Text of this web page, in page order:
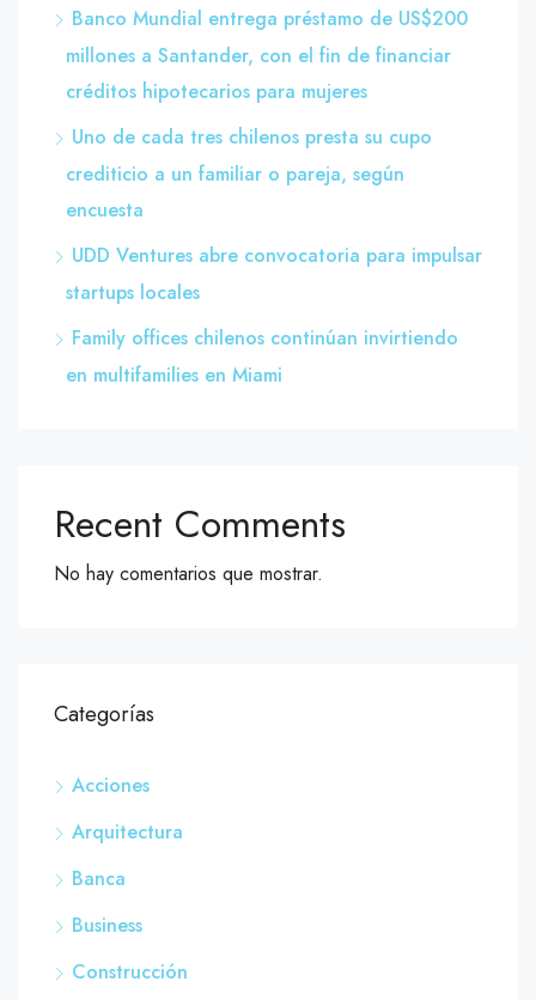
Banco Mundial entrega préstamo de US$200
millones a Santander, con el fin de financiar
créditos hipotecarios para mujeres
Uno de cada tres chilenos presta su cupo
crediticio a un familiar o pareja, según
encuesta
UDD Ventures abre convocatoria para impulsar
startups locales
Family offices chilenos continúan invirtiendo
en multifamilies en Miami
Recent Comments
No hay comentarios que mostrar.
Categorías
Acciones
Arquitectura
Banca
Business
Construcción